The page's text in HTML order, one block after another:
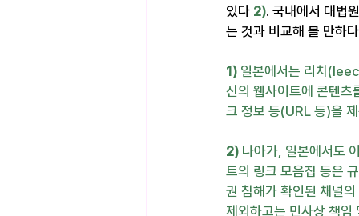
있다 2). 국내에서 대법
는 것과 비교해 볼 만하
1) 일본에서는 리치
신의 웹사이트에 콘텐츠
크 정보 등(URL 등)을
2) 나아가, 일본에서도
트의 링크 모음집 등은
권 침해가 확인된 채널
제외하고는 민사상 책임